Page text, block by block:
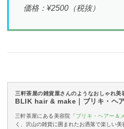
価格：¥2500（税抜）
三軒茶屋の雑貨屋さんのようなおしゃれ美
BLIK hair & make｜ブリキ・ヘ
三軒茶屋にある美容院「 ブリキ・ヘアー＆
く、沢山の雑貨に囲まれたお洒落で楽しい美